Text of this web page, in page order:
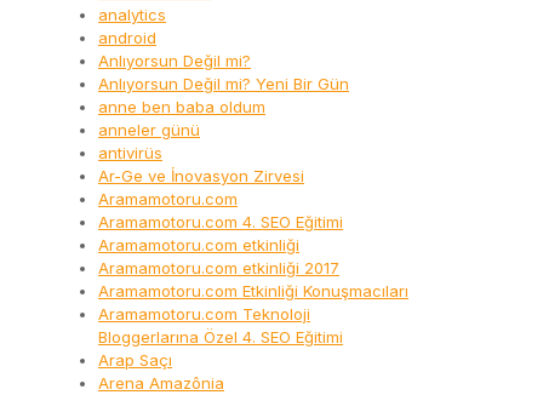
analytics
android
Anlıyorsun Değil mi?
Anlıyorsun Değil mi? Yeni Bir Gün
anne ben baba oldum
anneler günü
antivirüs
Ar-Ge ve İnovasyon Zirvesi
Aramamotoru.com
Aramamotoru.com 4. SEO Eğitimi
Aramamotoru.com etkinliği
Aramamotoru.com etkinliği 2017
Aramamotoru.com Etkinliği Konuşmacıları
Aramamotoru.com Teknoloji
Bloggerlarına Özel 4. SEO Eğitimi
Arap Saçı
Arena Amazônia